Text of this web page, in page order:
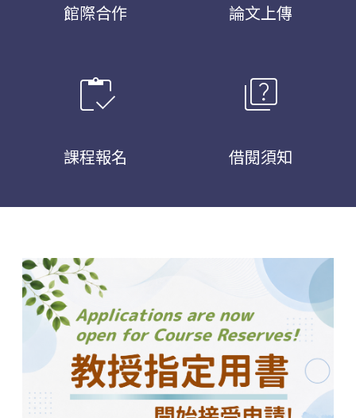
館際合作 論文上傳
inventory
課程報名
quiz
借閱須知